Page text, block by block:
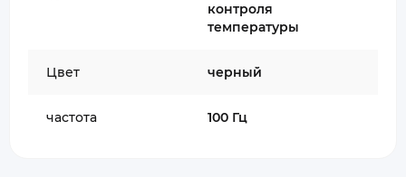
контроля
температуры
Цвет черный
частота 100 Гц